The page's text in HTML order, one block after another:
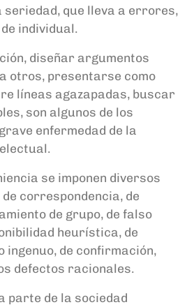
seriedad, que lleva a errores,
individual.
diseñar argumentos
otros, presentarse como
líneas agazapadas, buscar
son algunos de los
enfermedad de la
se imponen diversos
correspondencia, de
de grupo, de falso
heurística, de
ingenuo, de confirmación,
defectos racionales.
parte de la sociedad